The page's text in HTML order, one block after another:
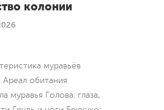
колонии
муравьёв
обитания
муравья Голова: глаза,